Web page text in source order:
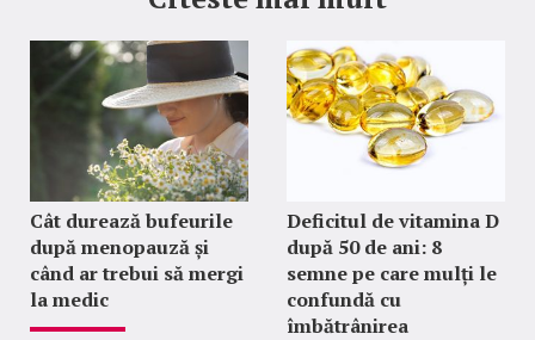
Cât durează bufeurile
după menopauză și
când ar trebui să mergi
la medic
Deficitul de vitamina D
după 50 de ani: 8
semne pe care mulți le
confundă cu
îmbătrânirea